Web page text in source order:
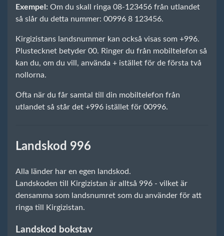
Exempel: Om du skall ringa 08-123456 från utlandet
så slår du detta nummer: 00996 8 123456.
Kirgizistans landsnummer kan också visas som +996.
Plustecknet betyder 00. Ringer du från mobiltelefon så
kan du, om du vill, använda + istället för de första två
nollorna.
Ofta när du får samtal till din mobiltelefon från
utlandet så står det +996 istället för 00996.
Landskod 996
Alla länder har en egen landskod.
Landskoden till Kirgizistan är alltså 996 - vilket är
densamma som landsnumret som du använder för att
ringa till Kirgizistan.
Landskod bokstav